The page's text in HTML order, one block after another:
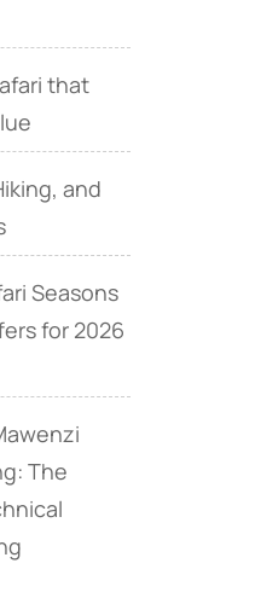
that
and
Seasons
for 2026
The